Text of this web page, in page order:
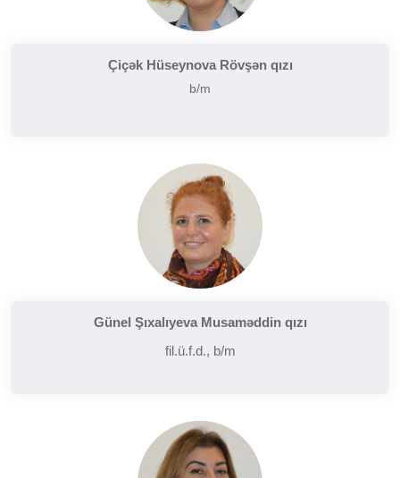
Çiçək Hüseynova Rövşən qızı
b/m
Günel Şıxalıyeva Musaməddin qızı
fil.ü.f.d., b/m